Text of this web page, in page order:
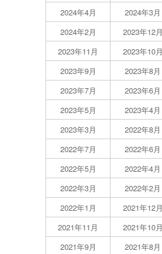
2024年4月
2024年3月
2024年2月
2023年12月
2023年11月
2023年10月
2023年9月
2023年8月
2023年7月
2023年6月
2023年5月
2023年4月
2023年3月
2022年8月
2022年7月
2022年6月
2022年5月
2022年4月
2022年3月
2022年2月
2022年1月
2021年12月
2021年11月
2021年10月
2021年9月
2021年8月